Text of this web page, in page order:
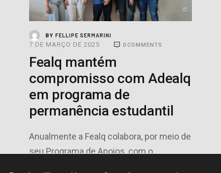
BY FELLIPE SERMARINI
7 DE MARÇO DE 2025 0 COMMENTS
Fealq mantém
compromisso com Adealq
em programa de
permanência estudantil
Anualmente a Fealq colabora, por meio de
seu Programa de Apoios, com o